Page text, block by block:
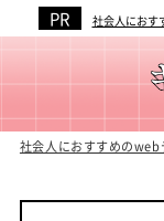
社会人におす
社会人におすすめの